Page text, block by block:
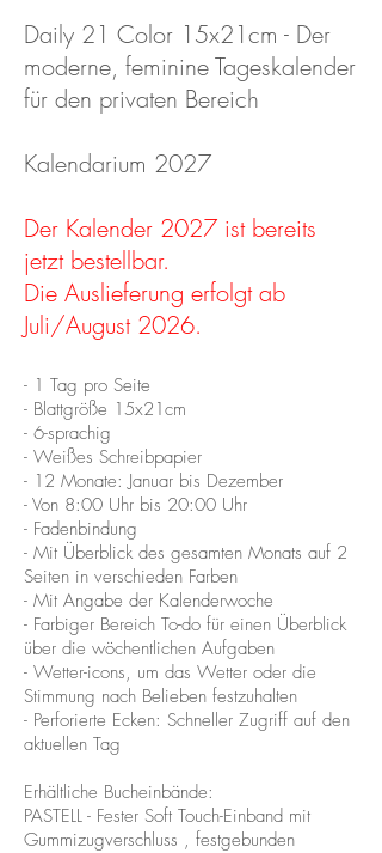
Daily 21 Color 15x21cm - Der
moderne, feminine Tageskalender
für den privaten Bereich
Kalendarium 2027
Der Kalender 2027 ist bereits
jetzt bestellbar.
Die Auslieferung erfolgt ab
Juli/August 2026.
- 1 Tag pro Seite
- Blattgröße 15x21cm
- 6-sprachig
- Weißes Schreibpapier
- 12 Monate: Januar bis Dezember
- Von 8:00 Uhr bis 20:00 Uhr
- Fadenbindung
- Mit Überblick des gesamten Monats auf 2
Seiten in verschieden Farben
- Mit Angabe der Kalenderwoche
- Farbiger Bereich To-do für einen Überblick
über die wöchentlichen Aufgaben
- Wetter-icons, um das Wetter oder die
Stimmung nach Belieben festzuhalten
- Perforierte Ecken: Schneller Zugriff auf den
aktuellen Tag
Erhältliche Bucheinbände:
PASTELL - Fester Soft Touch-Einband mit
Gummizugverschluss , festgebunden